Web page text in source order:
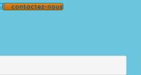
contactez-nous